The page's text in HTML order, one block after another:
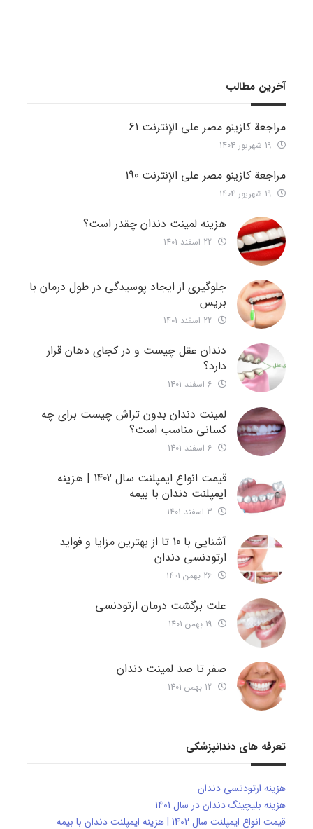
آخرین مطالب
مراجعة كازينو مصر على الإنترنت 61
مراجعة كازينو مصر على الإنترنت 190
هزینه لمینت دندان چقدر است؟
جلوگیری از ایجاد پوسیدگی در طول درمان با
بریس
دندان عقل چیست و در کجای دهان قرار
دارد؟
لمینت دندان بدون تراش چیست برای چه
کسانی مناسب است؟
قیمت انواع ایمپلنت سال 1402 | هزینه
ایمپلنت دندان با بیمه
آشنایی با 10 تا از بهترین مزایا و فواید
ارتودنسی دندان
علت برگشت درمان ارتودنسی
صفر تا صد لمینت دندان
تعرفه های دندانپزشکی
هزینه ارتودنسی دندان
هزینه بلیچینگ دندان در سال 1401
قیمت انواع ایمپلنت سال 1402 | هزینه ایمپلنت دندان با بیمه